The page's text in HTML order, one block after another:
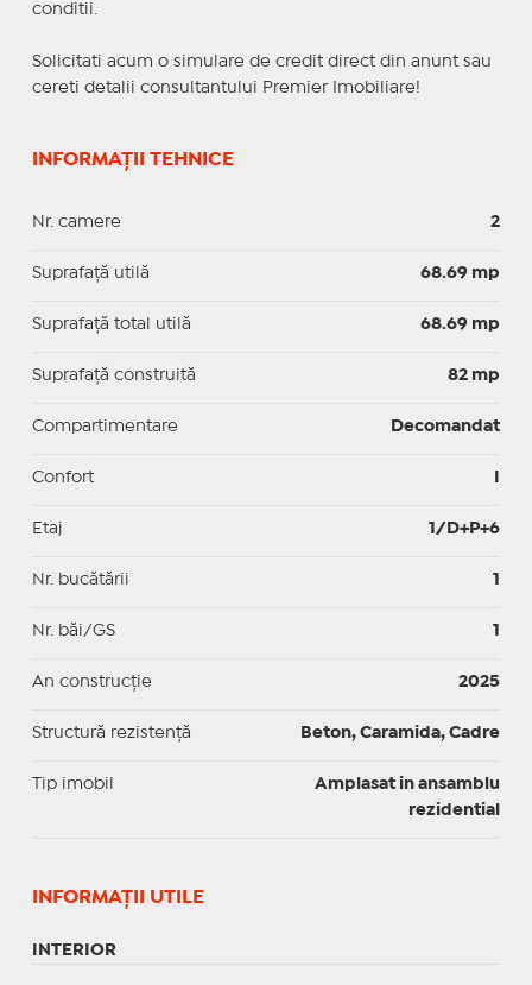
conditii.
Solicitati acum o simulare de credit direct din anunt sau
cereti detalii consultantului Premier Imobiliare!
INFORMAȚII TEHNICE
Nr. camere 2
Suprafaţă utilă 68.69 mp
Suprafaţă total utilă 68.69 mp
Suprafaţă construită 82 mp
Compartimentare Decomandat
Confort
Etaj 1/D+P+6
Nr. bucătării 1
Nr. băi/GS 1
An construcție 2025
Structură rezistență Beton, Caramida, Cadre
Tip imobil
Amplasat in ansamblu
rezidential
INFORMAŢII UTILE
INTERIOR